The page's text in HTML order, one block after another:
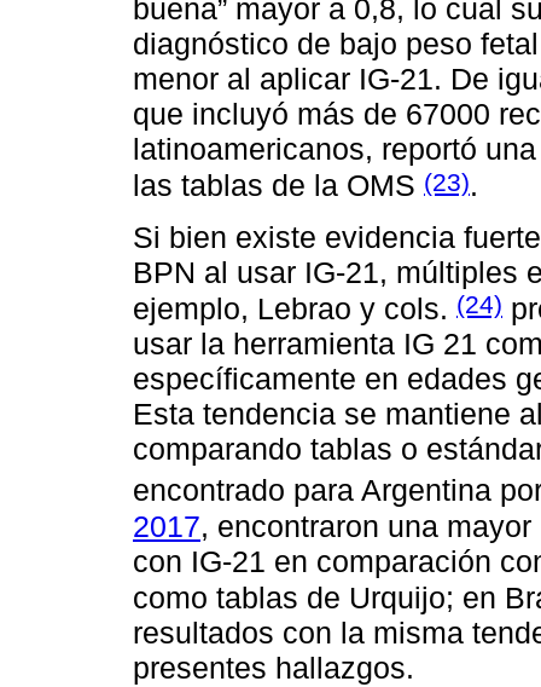
buena” mayor a 0,8, lo cual
diagnóstico de bajo peso
menor al aplicar IG-21. De
que incluyó más de 67000
latinoamericanos, reportó
las tablas de la OMS (23).
Si bien existe evidencia
BPN al usar IG-21, múltiples
ejemplo, Lebrao y cols. (24)
usar la herramienta IG 21
específicamente en edades
Esta tendencia se mantiene
comparando tablas o
encontrado para Argentina
2017, encontraron una
con IG-21 en comparación
como tablas de Urquijo; en
resultados con la misma
presentes hallazgos.